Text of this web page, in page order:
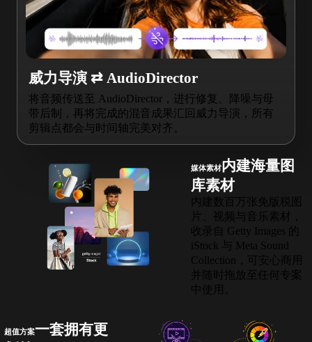
威力导演 ⇄ AudioDirector
将音频传送至 AudioDirector，进行修复、降噪与母
带后制，再将完成的混音成果汇回威力导演，所有
剪辑点都会与时间轴完美对齐。
媒体素材内建海量图
库素材
内建数百万张免版税图
片、视频与音乐素材，
收录自 Getty Images 的
iStock 与 Meta Sound
Collection，可安心商用
并随时拖放至任何专案
中使用。
超值方案一套拥有更